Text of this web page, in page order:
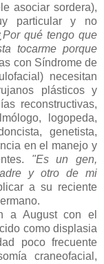
asociar sordera),
particular y no
qué tengo que
tocarme porque
con Síndrome de
necesitan
plásticos y
reconstructivas,
logopeda,
genetista,
en el manejo y
"Es un gen,
y otro de mi
a su reciente
a August con el
como displasia
poco frecuente
craneofacial,